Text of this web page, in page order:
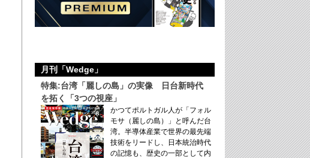
月刊「Wedge」
特集:台湾「麗しの島」の実像 日台新時代
を拓く「3つの視座」
かつてポルトガル人が「フォル
モサ（麗しの島）」と呼んだ台
湾。半導体産業で世界の最先端
技術をリードし、日本統治時代
の記憶も、歴史の一部として内